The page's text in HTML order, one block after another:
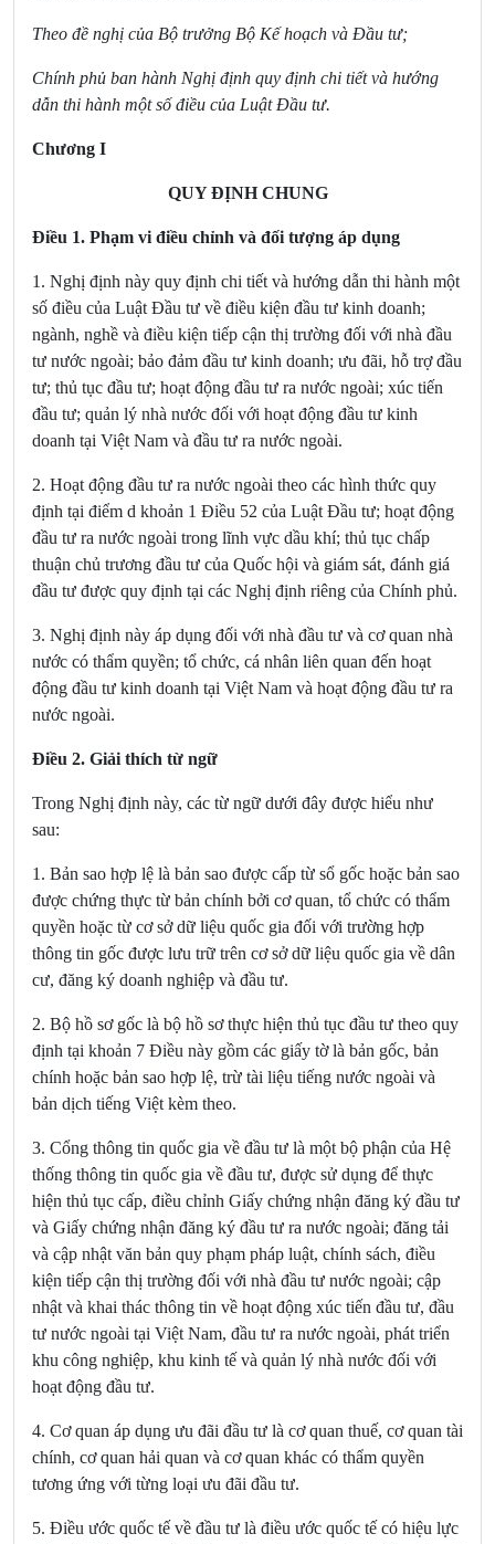
Theo đề nghị của Bộ trưởng Bộ Kế hoạch và Đầu tư;
Chính phủ ban hành Nghị định quy định chi tiết và hướng
dẫn thi hành một số điều của Luật Đầu tư.
Chương I
QUY ĐỊNH CHUNG
Điều 1. Phạm vi điều chỉnh và đối tượng áp dụng
1. Nghị định này quy định chi tiết và hướng dẫn thi hành một
số điều của Luật Đầu tư về điều kiện đầu tư kinh doanh;
ngành, nghề và điều kiện tiếp cận thị trường đối với nhà đầu
tư nước ngoài; bảo đảm đầu tư kinh doanh; ưu đãi, hỗ trợ đầu
tư; thủ tục đầu tư; hoạt động đầu tư ra nước ngoài; xúc tiến
đầu tư; quản lý nhà nước đối với hoạt động đầu tư kinh
doanh tại Việt Nam và đầu tư ra nước ngoài.
2. Hoạt động đầu tư ra nước ngoài theo các hình thức quy
định tại điểm d khoản 1 Điều 52 của Luật Đầu tư; hoạt động
đầu tư ra nước ngoài trong lĩnh vực dầu khí; thủ tục chấp
thuận chủ trương đầu tư của Quốc hội và giám sát, đánh giá
đầu tư được quy định tại các Nghị định riêng của Chính phủ.
3. Nghị định này áp dụng đối với nhà đầu tư và cơ quan nhà
nước có thẩm quyền; tổ chức, cá nhân liên quan đến hoạt
động đầu tư kinh doanh tại Việt Nam và hoạt động đầu tư ra
nước ngoài.
Điều 2. Giải thích từ ngữ
Trong Nghị định này, các từ ngữ dưới đây được hiểu như
sau:
1. Bản sao hợp lệ là bản sao được cấp từ sổ gốc hoặc bản sao
được chứng thực từ bản chính bởi cơ quan, tổ chức có thẩm
quyền hoặc từ cơ sở dữ liệu quốc gia đối với trường hợp
thông tin gốc được lưu trữ trên cơ sở dữ liệu quốc gia về dân
cư, đăng ký doanh nghiệp và đầu tư.
2. Bộ hồ sơ gốc là bộ hồ sơ thực hiện thủ tục đầu tư theo quy
định tại khoản 7 Điều này gồm các giấy tờ là bản gốc, bản
chính hoặc bản sao hợp lệ, trừ tài liệu tiếng nước ngoài và
bản dịch tiếng Việt kèm theo.
3. Cổng thông tin quốc gia về đầu tư là một bộ phận của Hệ
thống thông tin quốc gia về đầu tư, được sử dụng để thực
hiện thủ tục cấp, điều chỉnh Giấy chứng nhận đăng ký đầu tư
và Giấy chứng nhận đăng ký đầu tư ra nước ngoài; đăng tải
và cập nhật văn bản quy phạm pháp luật, chính sách, điều
kiện tiếp cận thị trường đối với nhà đầu tư nước ngoài; cập
nhật và khai thác thông tin về hoạt động xúc tiến đầu tư, đầu
tư nước ngoài tại Việt Nam, đầu tư ra nước ngoài, phát triển
khu công nghiệp, khu kinh tế và quản lý nhà nước đối với
hoạt động đầu tư.
4. Cơ quan áp dụng ưu đãi đầu tư là cơ quan thuế, cơ quan tài
chính, cơ quan hải quan và cơ quan khác có thẩm quyền
tương ứng với từng loại ưu đãi đầu tư.
5. Điều ước quốc tế về đầu tư là điều ước quốc tế có hiệu lực